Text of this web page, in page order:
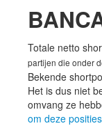
Totale netto
partijen die onder
Bekende
Het is dus niet
omvang ze
om deze